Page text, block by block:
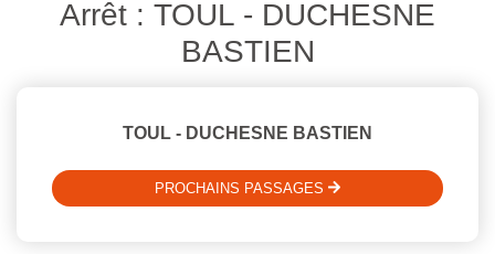
Arrêt : TOUL - DUCHESNE
BASTIEN
TOUL - DUCHESNE BASTIEN
PROCHAINS PASSAGES